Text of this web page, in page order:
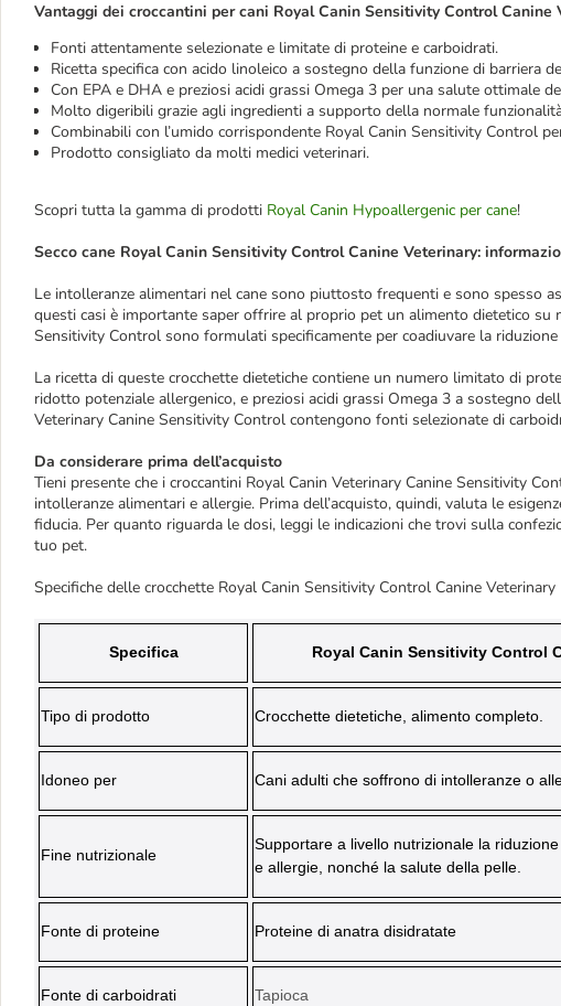
Vantaggi dei croccantini per cani Royal Canin Sensitivity Control Canine
Fonti attentamente selezionate e limitate di proteine e carboidrati.
Ricetta specifica con acido linoleico a sostegno della funzione di barriera
Con EPA e DHA e preziosi acidi grassi Omega 3 per una salute ottimale
Molto digeribili grazie agli ingredienti a supporto della normale
Combinabili con l’umido corrispondente Royal Canin Sensitivity Control
Prodotto consigliato da molti medici veterinari.
Scopri tutta la gamma di prodotti Royal Canin Hypoallergenic per cane!
Secco cane Royal Canin Sensitivity Control Canine Veterinary:
Le intolleranze alimentari nel cane sono piuttosto frequenti e sono spesso
questi casi è importante saper offrire al proprio pet un alimento dietetico su
Sensitivity Control sono formulati specificamente per coadiuvare la
La ricetta di queste crocchette dietetiche contiene un numero limitato di
ridotto potenziale allergenico, e preziosi acidi grassi Omega 3 a sostegno
Veterinary Canine Sensitivity Control contengono fonti selezionate di
Da considerare prima dell’acquisto
Tieni presente che i croccantini Royal Canin Veterinary Canine Sensitivity
intolleranze alimentari e allergie. Prima dell’acquisto, quindi, valuta le
fiducia. Per quanto riguarda le dosi, leggi le indicazioni che trovi sulla
tuo pet.
Specifiche delle crocchette Royal Canin Sensitivity Control Canine Veterinary
Specifica Royal Canin Sensitivity Control
Tipo di prodotto Crocchette dietetiche, alimento completo.
Idoneo per Cani adulti che soffrono di intolleranze o
Fine nutrizionale
Supportare a livello nutrizionale la
e allergie, nonché la salute della pelle.
Fonte di proteine Proteine di anatra disidratate
Fonte di carboidrati Tapioca